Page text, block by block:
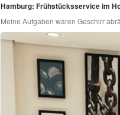
Hamburg: Frühstücksservice im
Meine Aufgaben waren Geschirr